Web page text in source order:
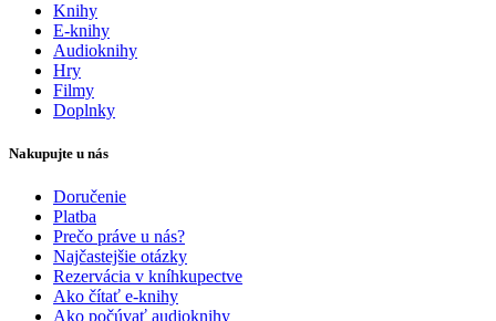
Knihy
E-knihy
Audioknihy
Hry
Filmy
Doplnky
Nakupujte u nás
Doručenie
Platba
Prečo práve u nás?
Najčastejšie otázky
Rezervácia v kníhkupectve
Ako čítať e-knihy
Ako počúvať audioknihy